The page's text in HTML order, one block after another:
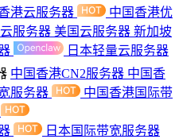
港云服务器
中国香港优
服务器 美国云服务器 新加坡
日本轻量云服务器
中国香港CN2服务器 中国香
服务器
中国香港国际带
日本国际带宽服务器